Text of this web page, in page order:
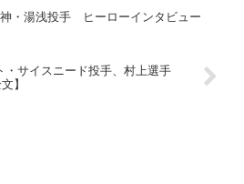
・湯浅投手 ヒーローインタビュー
サイスニード投手、村上選手
】